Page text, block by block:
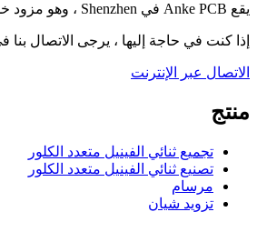
يقع Anke PCB في Shenzhen ، وهو مزود خدمة إنتاج PCB محترف مع خبرة تزيد عن 10 سنوات في صناعة التصنيع الإلكترونيات.
إذا كنت في حاجة إليها ، يرجى الاتصال
الاتصال عبر الإنترنت
منتج
تجميع ثنائي الفينيل متعدد الكلور
تصنيع ثنائي الفينيل متعدد الكلور
مرسام
تزويد شيان